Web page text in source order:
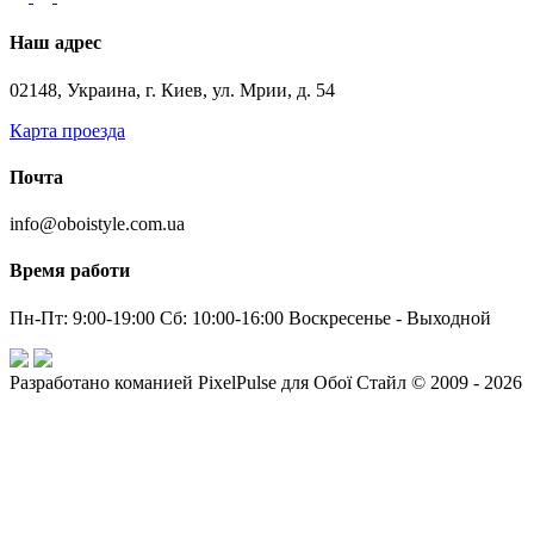
Наш адрес
02148, Украина, г. Киев, ул. Мрии, д. 54
Карта проезда
Почта
info@oboistyle.com.ua
Время работи
Пн-Пт: 9:00-19:00 Сб: 10:00-16:00 Воскресенье - Выходной
Разработано команией PixelPulse для Обої Стайл © 2009 - 2026